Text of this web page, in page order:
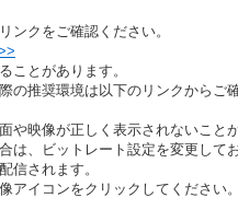
ンクをご確認ください。
ことがあります。
の推奨環境は以下のリンクからご
や映像が正しく表示されないこと
は、ビットレート設定を変更して
信されます。
アイコンをクリックしてください。